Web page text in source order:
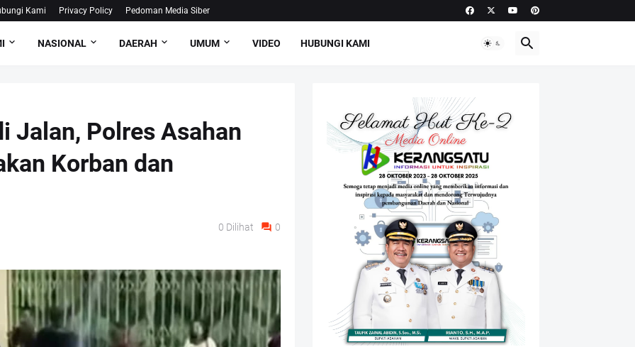
Kami Privacy Policy Pedoman Media Siber
NASIONAL DAERAH UMUM VIDEO HUBUNGI KAMI
Jalan, Polres Asahan
Korban dan
0 Dilihat 0